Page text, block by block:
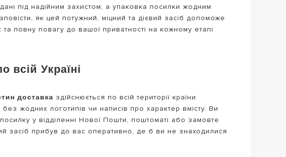
під надійним захистом, а упаковка посилки жодним
як цей потужний, міцний та дієвий засіб допоможе
повну повагу до вашої приватності на кожному етапі
Україні
доставка здійснюється по всій території країни
жодних логотипів чи написів про характер вмісту. Ви
у відділенні Нової Пошти, поштоматі або замовте
засіб прибув до вас оперативно, де б ви не знаходилися